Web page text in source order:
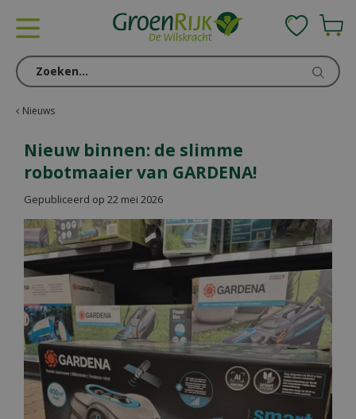
Nieuws
Nieuw binnen: de slimme
robotmaaier van GARDENA!
Gepubliceerd op 22 mei 2026